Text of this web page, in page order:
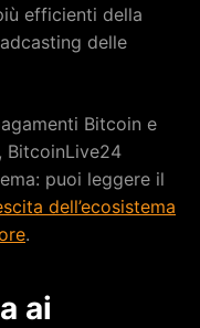
efficienti della
delle
Bitcoin e
BitcoinLive24
puoi leggere il
dell’ecosistema
.
ai